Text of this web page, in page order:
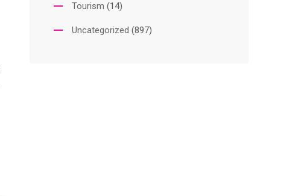
Tourism (14)
Uncategorized (897)